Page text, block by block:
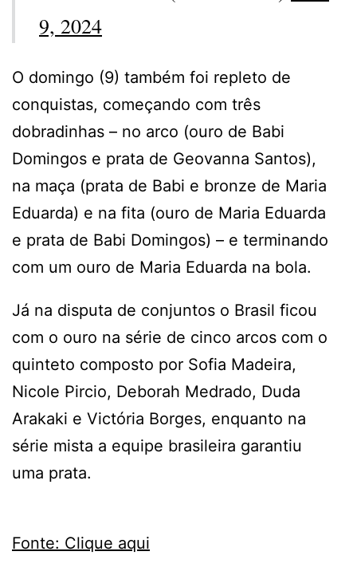
9, 2024
O domingo (9) também foi repleto de
conquistas, começando com três
dobradinhas – no arco (ouro de Babi
Domingos e prata de Geovanna Santos),
na maça (prata de Babi e bronze de Maria
Eduarda) e na fita (ouro de Maria Eduarda
e prata de Babi Domingos) – e terminando
com um ouro de Maria Eduarda na bola.
Já na disputa de conjuntos o Brasil ficou
com o ouro na série de cinco arcos com o
quinteto composto por Sofia Madeira,
Nicole Pircio, Deborah Medrado, Duda
Arakaki e Victória Borges, enquanto na
série mista a equipe brasileira garantiu
uma prata.
Fonte: Clique aqui